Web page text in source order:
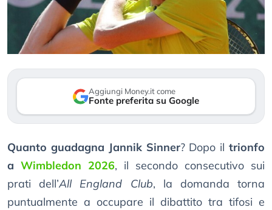
Aggiungi Money.it come
Fonte preferita su Google
Quanto guadagna Jannik Sinner? Dopo il trionfo
a Wimbledon 2026, il secondo consecutivo sui
prati dell’All England Club, la domanda torna
puntualmente a occupare il dibattito tra tifosi e